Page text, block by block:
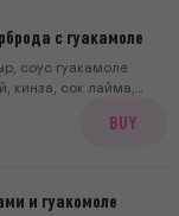
с гуакамоле
соус гуакамоле
кинза, сок лайма,
BUY
и гуакомоле